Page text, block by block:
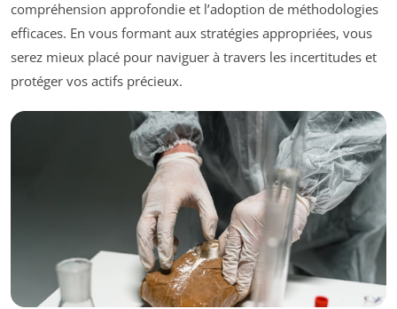
compréhension approfondie et l’adoption de méthodologies
efficaces. En vous formant aux stratégies appropriées, vous
serez mieux placé pour naviguer à travers les incertitudes et
protéger vos actifs précieux.